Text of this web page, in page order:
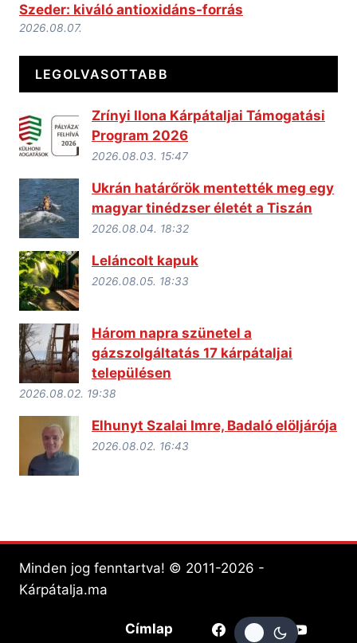
Szeder: kiváló antioxidáns-forrás
2026.08.07.
LEGOLVASOTTABB
Zrínyi Ilona Kárpátaljai Támogatási
Program 2026
2026.08.03. 15:47
Ukrán határőrök mentették meg egy
magyar tinédzser életét a Tiszán
2026.08.04. 18:32
Leláncolt kapuk
2026.08.05. 18:33
Három napra szünetel a
gázszolgáltatás 17 kárpátaljai
településen
2026.08.02. 19:38
Elhunyt Szalai Imre, Badaló elöljárója
2026.08.02. 16:43
Minden jog fenntartva! © 2011-2026 -
Kárpátalja.ma
Címlap